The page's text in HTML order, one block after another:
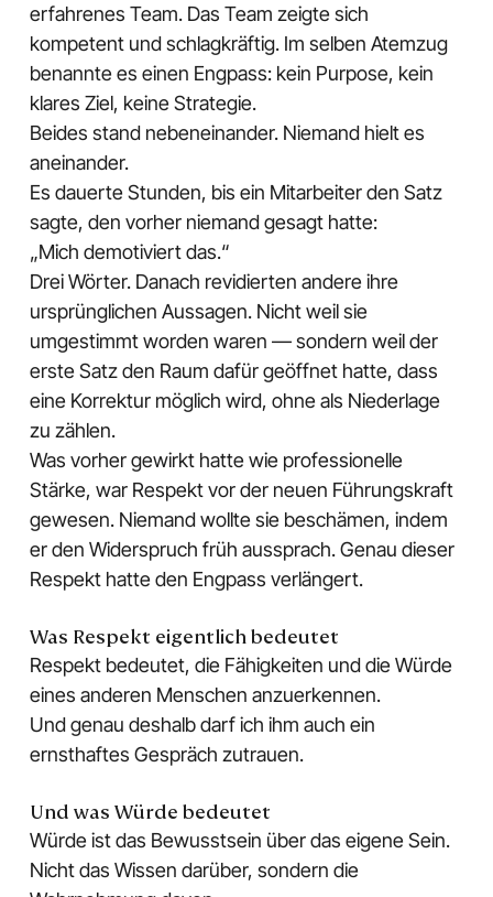
erfahrenes Team. Das Team zeigte sich
kompetent und schlagkräftig. Im selben Atemzug
benannte es einen Engpass: kein Purpose, kein
klares Ziel, keine Strategie.
Beides stand nebeneinander. Niemand hielt es
aneinander.
Es dauerte Stunden, bis ein Mitarbeiter den Satz
sagte, den vorher niemand gesagt hatte:
„Mich demotiviert das.“
Drei Wörter. Danach revidierten andere ihre
ursprünglichen Aussagen. Nicht weil sie
umgestimmt worden waren — sondern weil der
erste Satz den Raum dafür geöffnet hatte, dass
eine Korrektur möglich wird, ohne als Niederlage
zu zählen.
Was vorher gewirkt hatte wie professionelle
Stärke, war Respekt vor der neuen Führungskraft
gewesen. Niemand wollte sie beschämen, indem
er den Widerspruch früh aussprach. Genau dieser
Respekt hatte den Engpass verlängert.
Was Respekt eigentlich bedeutet
Respekt bedeutet, die Fähigkeiten und die Würde
eines anderen Menschen anzuerkennen.
Und genau deshalb darf ich ihm auch ein
ernsthaftes Gespräch zutrauen.
Und was Würde bedeutet
Würde ist das Bewusstsein über das eigene Sein.
Nicht das Wissen darüber, sondern die